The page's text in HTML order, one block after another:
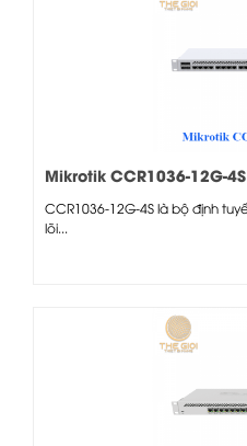
Mikrotik CCR1036-12G-4S
CCR1036-12G-4S là bộ định
lõi...